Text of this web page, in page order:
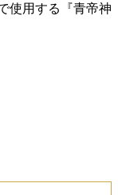
使用する『青帝神